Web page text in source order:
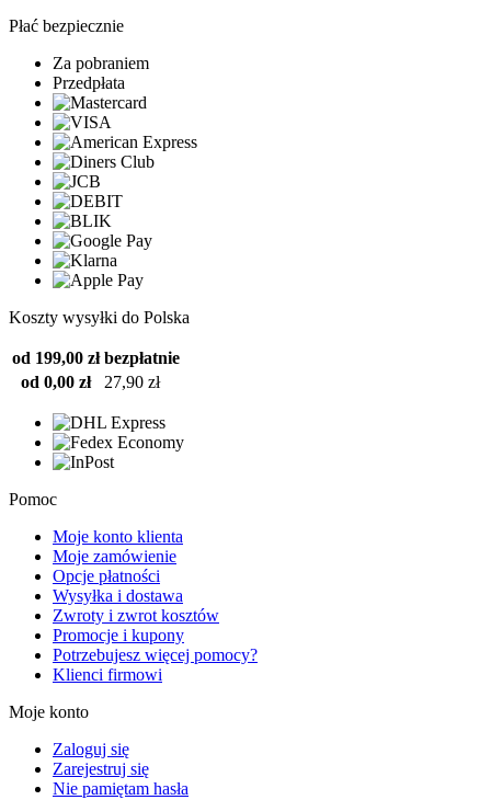
Płać bezpiecznie
Za pobraniem
Przedpłata
Koszty wysyłki do Polska
od 199,00 zł bezpłatnie
od 0,00 zł
27,90 zł
Pomoc
Moje konto klienta
Moje zamówienie
Opcje płatności
Wysyłka i dostawa
Zwroty i zwrot kosztów
Promocje i kupony
Potrzebujesz więcej pomocy?
Klienci firmowi
Moje konto
Zaloguj się
Zarejestruj się
Nie pamiętam hasła